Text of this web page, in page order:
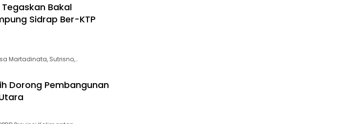
Bakal
Sidrap Ber-KTP
Martadinata, Sutrisno,…
Dorong Pembangunan